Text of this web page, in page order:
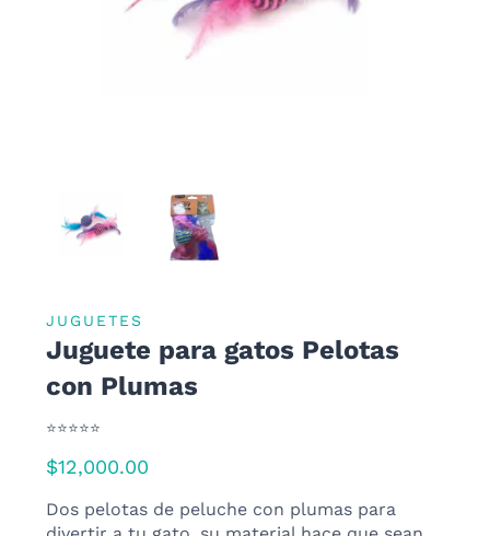
JUGUETES
Juguete para gatos Pelotas
con Plumas
⭐⭐⭐⭐⭐
$12,000.00
Dos pelotas de peluche con plumas para